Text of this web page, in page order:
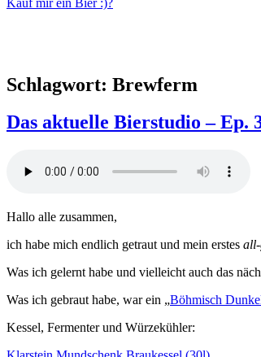
Schlagwort: Brewferm
Das aktuelle Bierstudio – Ep.
Hallo alle zusammen,
ich habe mich endlich getraut und mein erstes
Was ich gelernt habe und vielleicht auch das
Was ich gebraut habe, war ein „Böhmisch
Kessel, Fermenter und Würzekühler: